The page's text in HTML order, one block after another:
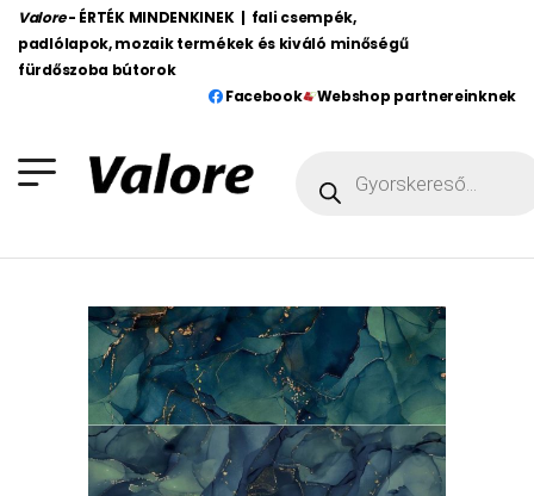
Valore - ÉRTÉK MINDENKINEK | fali csempék,
padlólapok, mozaik termékek és kiváló minőségű
fürdőszoba bútorok
Facebook
Webshop partnereinknek